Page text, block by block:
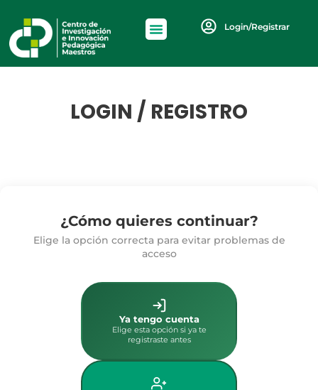
Login/Registrar
LOGIN / REGISTRO
¿Cómo quieres continuar?
Elige la opción correcta para evitar problemas de
acceso
Ya tengo cuenta
Elige esta opción si ya te
registraste antes